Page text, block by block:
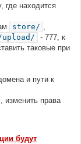
где находится
store/
upload/
- 777, к
таковые при
и пути к
изменить права
будут